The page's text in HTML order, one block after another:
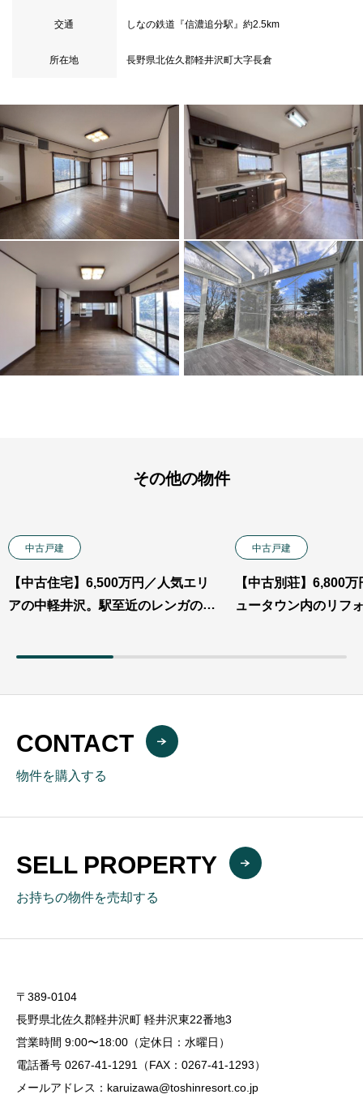
交通 しなの鉄道『信濃追分駅』約2.5km
所在地 長野県北佐久郡軽井沢町大字長倉
その他の物件
中古戸建
【中古住宅】6,500万円／人気エリ
アの中軽井沢。駅至近のレンガのお
中古戸建
【中古別荘】6,800
ュータウン内のリフ
CONTACT
物件を購入する
SELL PROPERTY
お持ちの物件を売却する
〒389-0104
長野県北佐久郡軽井沢町 軽井沢東22番地3
営業時間 9:00〜18:00（定休日：水曜日）
電話番号 0267-41-1291（FAX：0267-41-1293）
メールアドレス：karuizawa@toshinresort.co.jp